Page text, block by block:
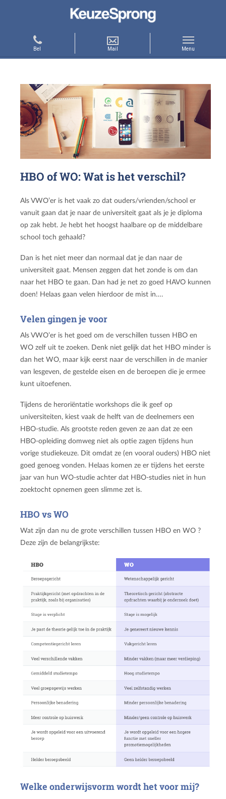
HBO of WO: Wat is het verschil?
Als VWO’er is het vaak zo dat ouders/vrienden/school er
vanuit gaan dat je naar de universiteit gaat als je je diploma
op zak hebt. Je hebt het hoogst haalbare op de middelbare
school toch gehaald?
Dan is het niet meer dan normaal dat je dan naar de
universiteit gaat. Mensen zeggen dat het zonde is om dan
naar het HBO te gaan. Dan had je net zo goed HAVO kunnen
doen! Helaas gaan velen hierdoor de mist in….
Velen gingen je voor
Als VWO’er is het goed om de verschillen tussen HBO en
WO zelf uit te zoeken. Denk niet gelijk dat het HBO minder is
dan het WO, maar kijk eerst naar de verschillen in de manier
van lesgeven, de gestelde eisen en de beroepen die je ermee
kunt uitoefenen.
Tijdens de heroriëntatie workshops die ik geef op
universiteiten, kiest vaak de helft van de deelnemers een
HBO-studie. Als grootste reden geven ze aan dat ze een
HBO-opleiding domweg niet als optie zagen tijdens hun
vorige studiekeuze. Dit omdat ze (en vooral ouders) HBO niet
goed genoeg vonden. Helaas komen ze er tijdens het eerste
jaar van hun WO-studie achter dat HBO-studies niet in hun
zoektocht opnemen geen slimme zet is.
HBO vs WO
Wat zijn dan nu de grote verschillen tussen HBO en WO ?
Deze zijn de belangrijkste:
Welke onderwijsvorm wordt het voor mij?